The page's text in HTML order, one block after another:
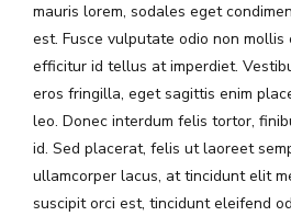
mauris lorem, sodales eget
est. Fusce vulputate odio non mollis
efficitur id tellus at imperdiet.
eros fringilla, eget sagittis enim
leo. Donec interdum felis tortor,
id. Sed placerat, felis ut laoreet
ullamcorper lacus, at tincidunt elit
suscipit orci est, tincidunt eleifend